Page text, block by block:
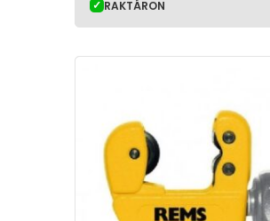
RAKTÁRON